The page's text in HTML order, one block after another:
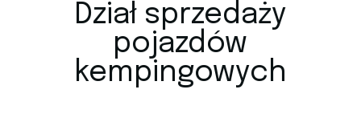
Dział sprzedaży
pojazdów
kempingowych